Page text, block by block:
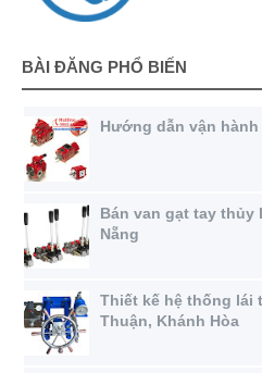
BÀI ĐĂNG PHỔ BIẾN
Hướng dẫn vận
Bán van gạt tay
Nẵng
Thiết kế hệ thống lái
Thuận, Khánh Hòa